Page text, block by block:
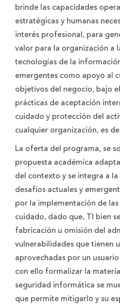
brinde las capacidades
estratégicas y humanas
interés profesional, para
valor para la organización a
tecnologías de la
emergentes como apoyo al
objetivos del negocio, bajo
prácticas de aceptación
cuidado y protección del
cualquier organización, es
La oferta del programa, se
propuesta académica
del contexto y se integra a
desafíos actuales y
por la implementación de
cuidado, dado que, TI bien
fabricación u omisión del
vulnerabilidades que tienen
aprovechadas por un
con ello formalizar la
seguridad informática se
que permite mitigarlo y su